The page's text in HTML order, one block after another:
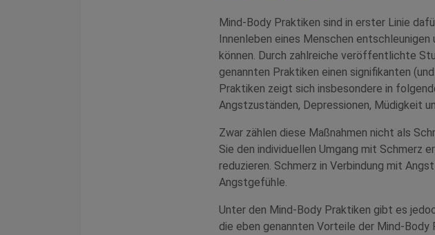
Mind-Body Praktiken sind in erster Linie
Innenleben eines Menschen
können. Durch zahlreiche veröffentlichte
genannten Praktiken einen signifikanten
Praktiken zeigt sich insbesondere in
Angstzuständen, Depressionen, Müdigkeit
Zwar zählen diese Maßnahmen nicht als
Sie den individuellen Umgang mit Schmerz
reduzieren. Schmerz in Verbindung mit
Angstgefühle.
Unter den Mind-Body Praktiken gibt es
die eben genannten Vorteile der Mind-Body